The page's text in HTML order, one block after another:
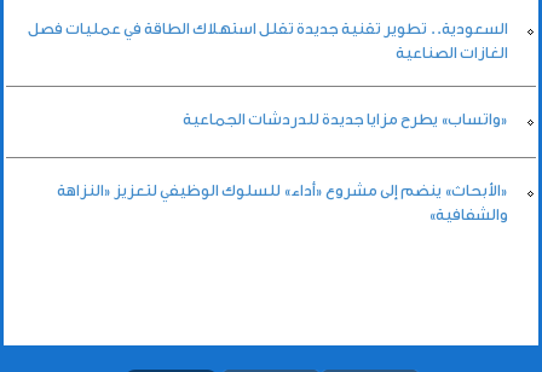
السعودية.. تطوير تقنية جديدة تقلل استهلاك الطاقة في عمليات فصل
الغازات الصناعية
«واتساب» يطرح مزايا جديدة للدردشات الجماعية
«الأبحاث» ينضم إلى مشروع «أداء» للسلوك الوظيفي لتعزيز «النزاهة
والشفافية»